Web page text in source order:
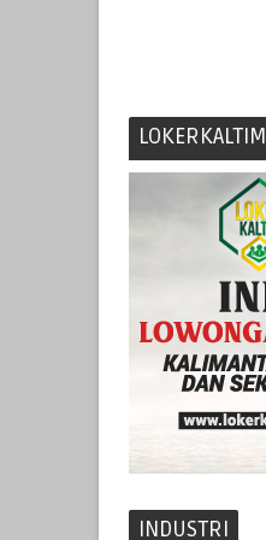
LOKERKALTIM
INDUSTRI